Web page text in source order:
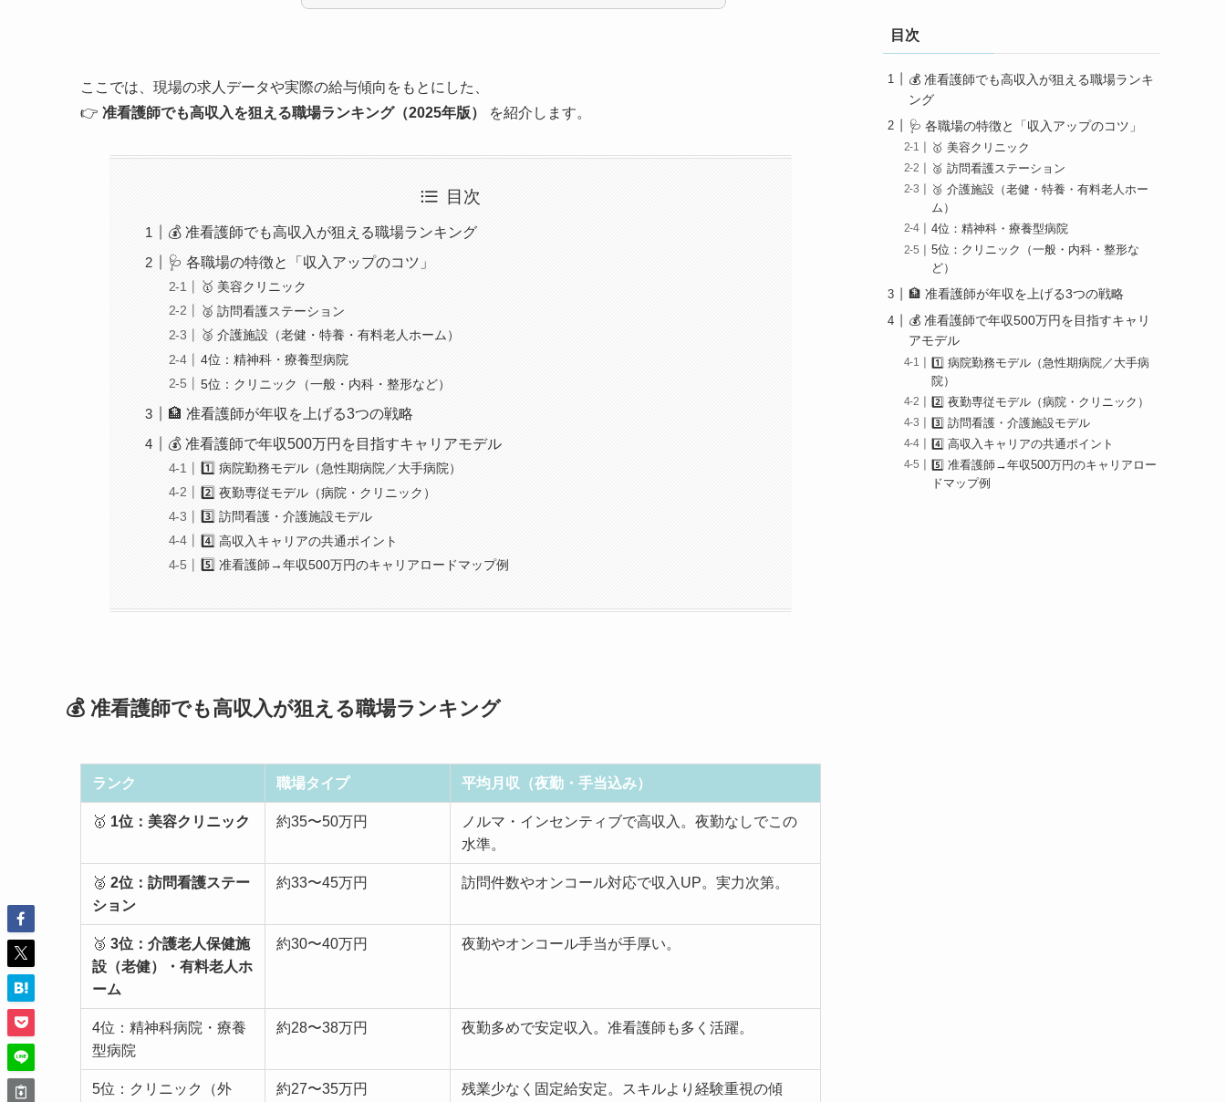
ここでは、現場の求人データや実際の給与傾向をもとにした、
👉 准看護師でも高収入を狙える職場ランキング（2025年版） を紹介します。
目次
💰 准看護師でも高収入が狙える職場ランキング
🩺 各職場の特徴と「収入アップのコツ」
🥇 美容クリニック
🥈 訪問看護ステーション
🥉 介護施設（老健・特養・有料老人ホーム）
4位：精神科・療養型病院
5位：クリニック（一般・内科・整形など）
🏦 准看護師が年収を上げる3つの戦略
💰 准看護師で年収500万円を目指すキャリアモデル
1️⃣ 病院勤務モデル（急性期病院／大手病院）
2️⃣ 夜勤専従モデル（病院・クリニック）
3️⃣ 訪問看護・介護施設モデル
4️⃣ 高収入キャリアの共通ポイント
5️⃣ 准看護師→年収500万円のキャリアロードマップ例
💰 准看護師でも高収入が狙える職場ランキング
ランク 職場タイプ 平均月収（夜勤・手当込み）
🥇 1位：美容クリニック 約35〜50万円
ノルマ・インセンティブで高収入。夜勤なしでこの
水準。
🥈 2位：訪問看護ステー
ション
約33〜45万円 訪問件数やオンコール対応で収入UP。実力次第。
🥉 3位：介護老人保健施
設（老健）・有料老人ホ
ーム
約30〜40万円 夜勤やオンコール手当が手厚い。
4位：精神科病院・療養
型病院
約28〜38万円 夜勤多めで安定収入。准看護師も多く活躍。
5位：クリニック（外
約27〜35万円
残業少なく固定給安定。スキルより経験重視の傾
目次
💰 准看護師でも高収入が狙える職場ランキ
ング
🩺 各職場の特徴と「収入アップのコツ」
🥇 美容クリニック
🥈 訪問看護ステーション
🥉 介護施設（老健・特養・有料老人ホー
ム）
4位：精神科・療養型病院
5位：クリニック（一般・内科・整形な
ど）
🏦 准看護師が年収を上げる3つの戦略
💰 准看護師で年収500万円を目指すキャリ
アモデル
1️⃣ 病院勤務モデル（急性期病院／大手病
院）
2️⃣ 夜勤専従モデル（病院・クリニック）
3️⃣ 訪問看護・介護施設モデル
4️⃣ 高収入キャリアの共通ポイント
5️⃣ 准看護師→年収500万円のキャリアロー
ドマップ例